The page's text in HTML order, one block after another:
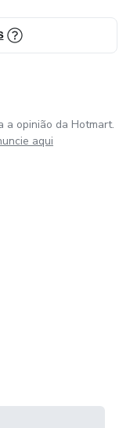
a opinião da Hotmart.
aqui